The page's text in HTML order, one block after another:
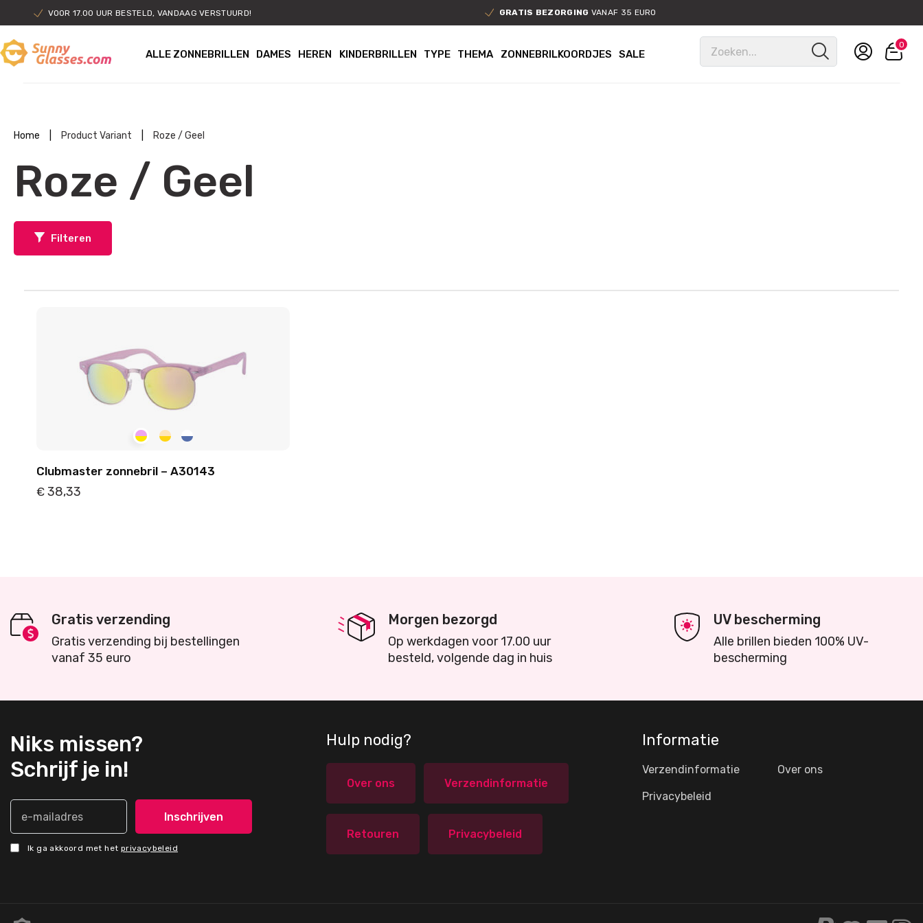
VOOR 17.00 UUR BESTELD, VANDAAG VERSTUURD! GRATIS BEZORGING VANAF 35 EURO
ALLE ZONNEBRILLEN DAMES HEREN KINDERBRILLEN TYPE THEMA ZONNEBRILKOORDJES SALE
0
Home Product Variant Roze / Geel
Roze / Geel
Filteren
Clubmaster zonnebril – A30143
€38,33
Gratis verzending
Gratis verzending bij bestellingen
vanaf 35 euro
Morgen bezorgd
Op werkdagen voor 17.00 uur
besteld, volgende dag in huis
UV bescherming
Alle brillen bieden 100% UV-
bescherming
Niks missen?
Schrijf je in!
Ik ga akkoord met het privacybeleid
Hulp nodig?
Over ons Verzendinformatie
Retouren Privacybeleid
Informatie
Verzendinformatie Over ons
Privacybeleid